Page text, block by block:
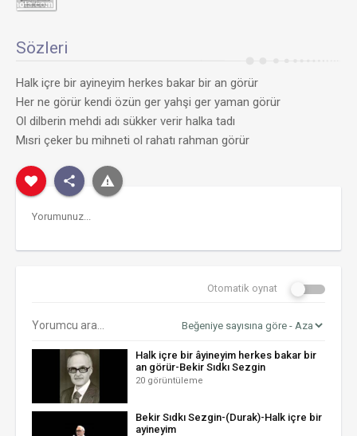
Sözleri
Halk içre bir ayineyim herkes bakar bir an görür
Her ne görür kendi özün ger yahşi ger yaman görür
Ol dilberin mehdi adı sükker verir halka tadı
Mısri çeker bu mihneti ol rahatı rahman görür
Otomatik oynat
Halk içre bir âyineyim herkes bakar bir
an görür-Bekir Sıdkı Sezgin
20 görüntüleme
Bekir Sıdkı Sezgin-(Durak)-Halk içre bir
ayineyim